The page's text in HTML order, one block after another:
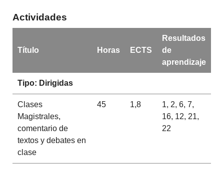
Actividades
Título Horas ECTS
Resultados
de
aprendizaje
Tipo: Dirigidas
Clases
Magistrales,
comentario de
textos y debates en
clase
45 1,8
1, 2, 6, 7,
16, 12, 21,
22